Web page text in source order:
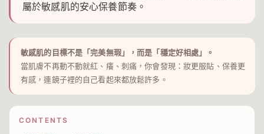
屬於敏感肌的安心保養節奏。
CONTENTS
敏感肌的目標不是「完美無瑕」，而是「穩定好相處」。
當肌膚不再動不動就紅、癢、刺痛，你會發現：妝更服貼、保養更
有感，連鏡子裡的自己看起來都放鬆許多。